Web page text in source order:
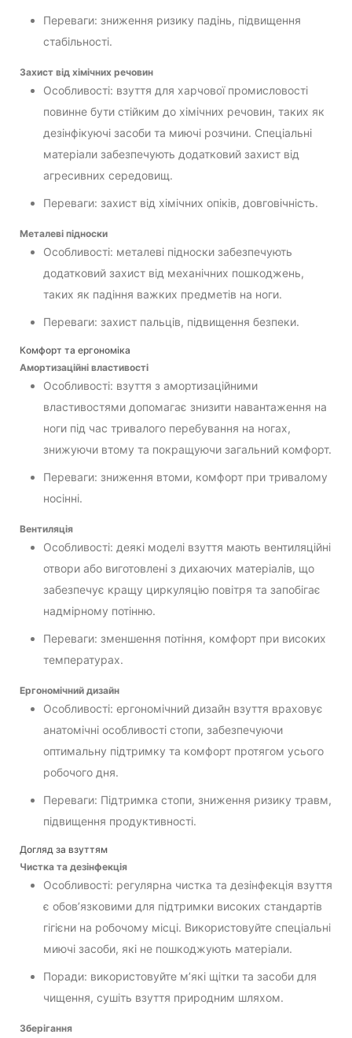
Переваги: зниження ризику падінь, підвищення
стабільності.
Захист від хімічних речовин
Особливості: взуття для харчової промисловості
повинне бути стійким до хімічних речовин, таких як
дезінфікуючі засоби та миючі розчини. Спеціальні
матеріали забезпечують додатковий захист від
агресивних середовищ.
Переваги: захист від хімічних опіків, довговічність.
Металеві підноски
Особливості: металеві підноски забезпечують
додатковий захист від механічних пошкоджень,
таких як падіння важких предметів на ноги.
Переваги: захист пальців, підвищення безпеки.
Комфорт та ергономіка
Амортизаційні властивості
Особливості: взуття з амортизаційними
властивостями допомагає знизити навантаження на
ноги під час тривалого перебування на ногах,
знижуючи втому та покращуючи загальний комфорт.
Переваги: зниження втоми, комфорт при тривалому
носінні.
Вентиляція
Особливості: деякі моделі взуття мають вентиляційні
отвори або виготовлені з дихаючих матеріалів, що
забезпечує кращу циркуляцію повітря та запобігає
надмірному потінню.
Переваги: зменшення потіння, комфорт при високих
температурах.
Ергономічний дизайн
Особливості: ергономічний дизайн взуття враховує
анатомічні особливості стопи, забезпечуючи
оптимальну підтримку та комфорт протягом усього
робочого дня.
Переваги: Підтримка стопи, зниження ризику травм,
підвищення продуктивності.
Догляд за взуттям
Чистка та дезінфекція
Особливості: регулярна чистка та дезінфекція взуття
є обов’язковими для підтримки високих стандартів
гігієни на робочому місці. Використовуйте спеціальні
миючі засоби, які не пошкоджують матеріали.
Поради: використовуйте м’які щітки та засоби для
чищення, сушіть взуття природним шляхом.
Зберігання